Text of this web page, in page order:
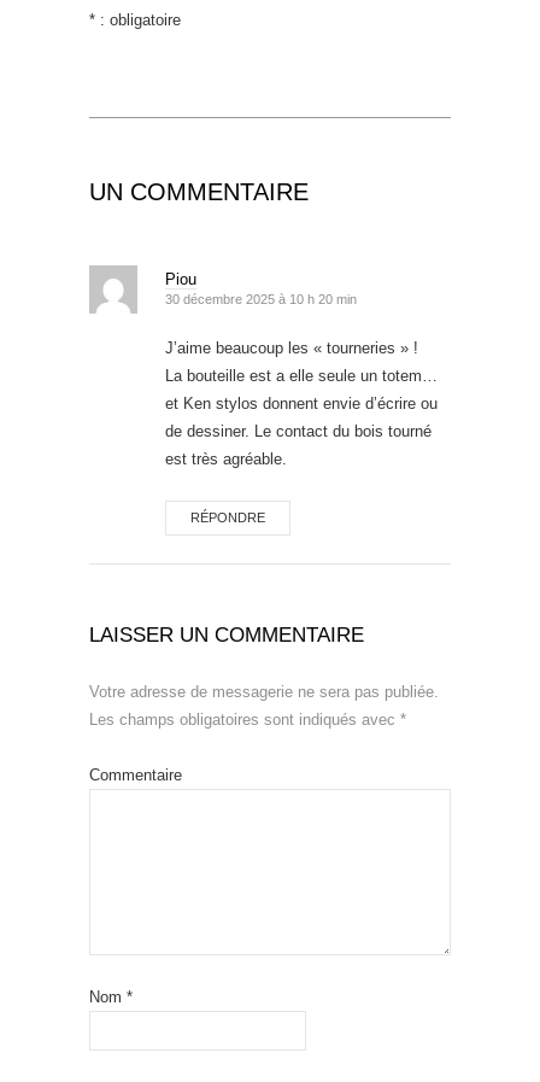
* : obligatoire
UN COMMENTAIRE
Piou
30 décembre 2025 à 10 h 20 min
J’aime beaucoup les « tourneries » !
La bouteille est a elle seule un totem…
et Ken stylos donnent envie d’écrire ou
de dessiner. Le contact du bois tourné
est très agréable.
RÉPONDRE
LAISSER UN COMMENTAIRE
Votre adresse de messagerie ne sera pas publiée.
Les champs obligatoires sont indiqués avec *
Commentaire
Nom *